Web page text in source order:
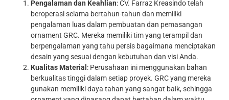
Pengalaman dan Keahlian: CV. Farraz Kreasindo telah
beroperasi selama bertahun-tahun dan memiliki
pengalaman luas dalam pembuatan dan pemasangan
ornament GRC. Mereka memiliki tim yang terampil dan
berpengalaman yang tahu persis bagaimana menciptakan
desain yang sesuai dengan kebutuhan dan visi Anda.
Kualitas Material : Perusahaan ini menggunakan bahan
berkualitas tinggi dalam setiap proyek. GRC yang mereka
gunakan memiliki daya tahan yang sangat baik, sehingga